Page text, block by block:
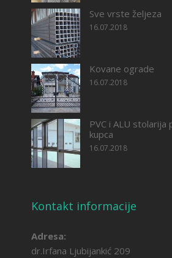
Sve vrste željeza
16.07.2018
Kovane ograde
16.07.2018
PVC i ALU stolarija
kupca
16.07.2018
Kontakt informacije
Adresa:
dr.Irfana Ljubijankić 209